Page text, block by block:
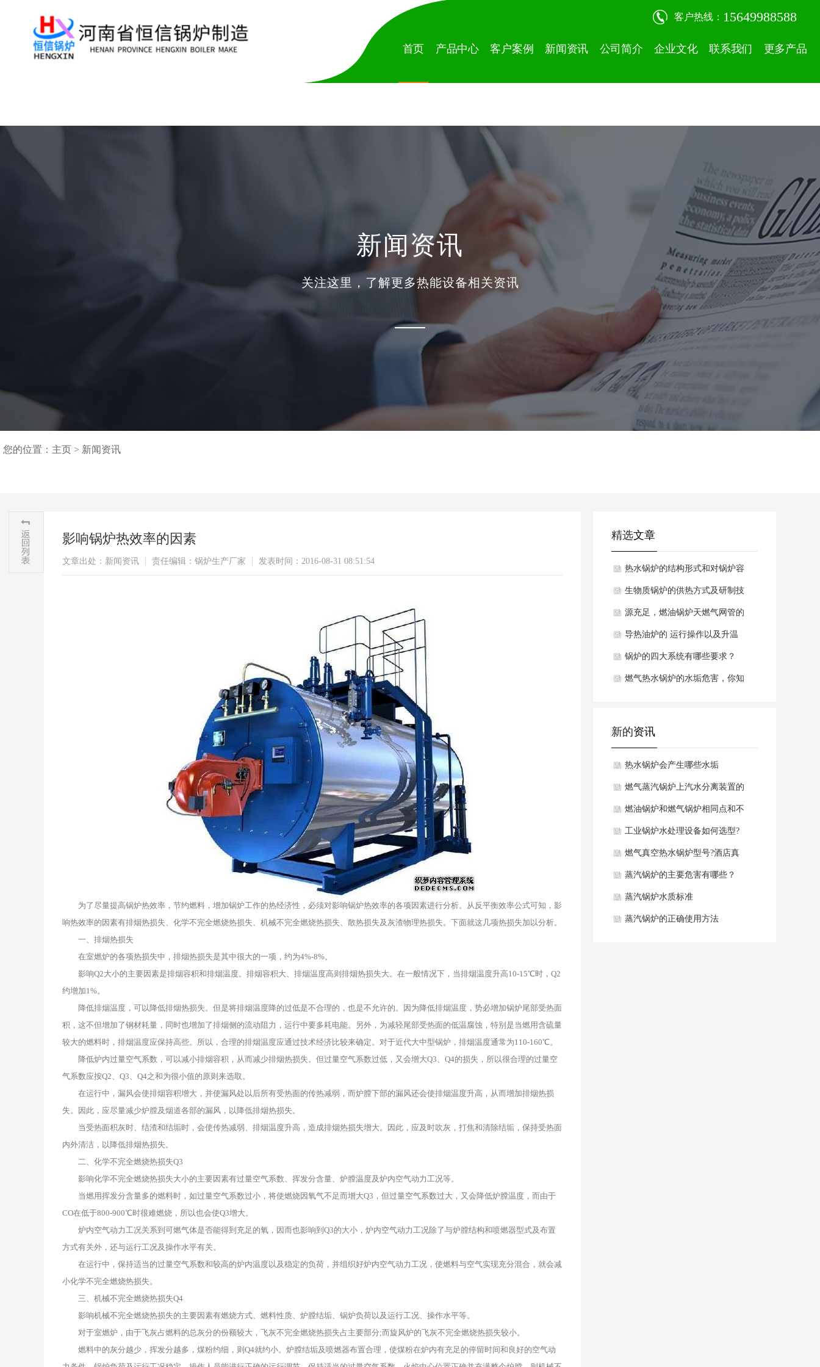
客户热线： 15649988588
首页 产品中心 客户案例 新闻资讯 公司简介 企业文化 联系我们 更多产品
新闻资讯
关注这里，了解更多热能设备相关资讯
您的位置： 主页 > 新闻资讯
影响锅炉热效率的因素
文章出处：新闻资讯 责任编辑：锅炉生产厂家 发表时间：2016-08-31 08:51:54
为了尽量提高锅炉热效率，节约燃料，增加锅炉工作的热经济性，必须对影响锅炉热效率的各项因素进行分析。从反平衡效率公式可知，影
响热效率的因素有排烟热损失、化学不完全燃烧热损失、机械不完全燃烧热损失、散热损失及灰渣物理热损失。下面就这几项热损失加以分析。
一、排烟热损失
在室燃炉的各项热损失中，排烟热损失是其中很大的一项，约为4%-8%。
影响Q2大小的主要因素是排烟容积和排烟温度。排烟容积大、排烟温度高则排烟热损失大。在一般情况下，当排烟温度升高10-15℃时，Q2
约增加1%。
降低排烟温度，可以降低排烟热损失。但是将排烟温度降的过低是不合理的，也是不允许的。因为降低排烟温度，势必增加锅炉尾部受热面
积，这不但增加了钢材耗量，同时也增加了排烟侧的流动阻力，运行中要多耗电能。另外，为减轻尾部受热面的低温腐蚀，特别是当燃用含硫量
较大的燃料时，排烟温度应保持高些。所以，合理的排烟温度应通过技术经济比较来确定。对于近代大中型锅炉，排烟温度通常为110-160℃。
降低炉内过量空气系数，可以减小排烟容积，从而减少排烟热损失。但过量空气系数过低，又会增大Q3、Q4的损失，所以很合理的过量空
气系数应按Q2、Q3、Q4之和为很小值的原则来选取。
在运行中，漏风会使排烟容积增大，并使漏风处以后所有受热面的传热减弱，而炉膛下部的漏风还会使排烟温度升高，从而增加排烟热损
失。因此，应尽量减少炉膛及烟道各部的漏风，以降低排烟热损失。
当受热面积灰时、结渣和结垢时，会使传热减弱、排烟温度升高，造成排烟热损失增大。因此，应及时吹灰，打焦和清除结垢，保持受热面
内外清洁，以降低排烟热损失。
二、化学不完全燃烧热损失Q3
影响化学不完全燃烧热损失大小的主要因素有过量空气系数、挥发分含量、炉膛温度及炉内空气动力工况等。
当燃用挥发分含量多的燃料时，如过量空气系数过小，将使燃烧因氧气不足而增大Q3，但过量空气系数过大，又会降低炉膛温度，而由于
CO在低于800-900℃时很难燃烧，所以也会使Q3增大。
炉内空气动力工况关系到可燃气体是否能得到充足的氧，因而也影响到Q3的大小，炉内空气动力工况除了与炉膛结构和喷燃器型式及布置
方式有关外，还与运行工况及操作水平有关。
在运行中，保持适当的过量空气系数和较高的炉内温度以及稳定的负荷，并组织好炉内空气动力工况，使燃料与空气实现充分混合，就会减
小化学不完全燃烧热损失。
三、机械不完全燃烧热损失Q4
影响机械不完全燃烧热损失的主要因素有燃烧方式、燃料性质、炉膛结垢、锅炉负荷以及运行工况、操作水平等。
对于室燃炉，由于飞灰占燃料的总灰分的份额较大，飞灰不完全燃烧热损失占主要部分;而旋风炉的飞灰不完全燃烧热损失较小。
燃料中的灰分越少，挥发分越多，煤粉约细，则Q4就约小。炉膛结垢及喷燃器布置合理，使煤粉在炉内有充足的停留时间和良好的空气动
精选文章
热水锅炉的结构形式和对锅炉容
量进行合理配置
生物质锅炉的供热方式及研制技
源充足，燃油锅炉天燃气网管的
起
导热油炉的 运行操作以及升温
要
锅炉的四大系统有哪些要求？
燃气热水锅炉的水垢危害，你知
新的资讯
热水锅炉会产生哪些水垢
燃气蒸汽锅炉上汽水分离装置的
工作原理是什么呢？
燃油锅炉和燃气锅炉相同点和不
同点分析
工业锅炉水处理设备如何选型?
燃气真空热水锅炉型号?酒店真
空热水锅炉如何选型？
蒸汽锅炉的主要危害有哪些？
蒸汽锅炉水质标准
蒸汽锅炉的正确使用方法